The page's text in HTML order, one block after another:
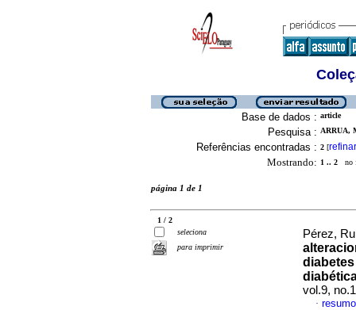
Base de dados : article
Pesquisa : ARRUA,
Referências encontradas : 2 [refinar
Mostrando: 1 .. 2 no
página 1 de 1
1 / 2
seleciona
para imprimir
Pérez,
vol.9,
·